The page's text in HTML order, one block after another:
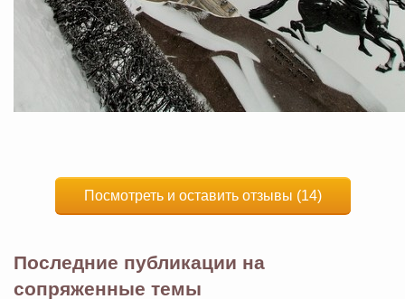
Посмотреть и оставить отзывы (14)
Последние публикации на
сопряженные темы